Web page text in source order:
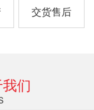
交货售后
们